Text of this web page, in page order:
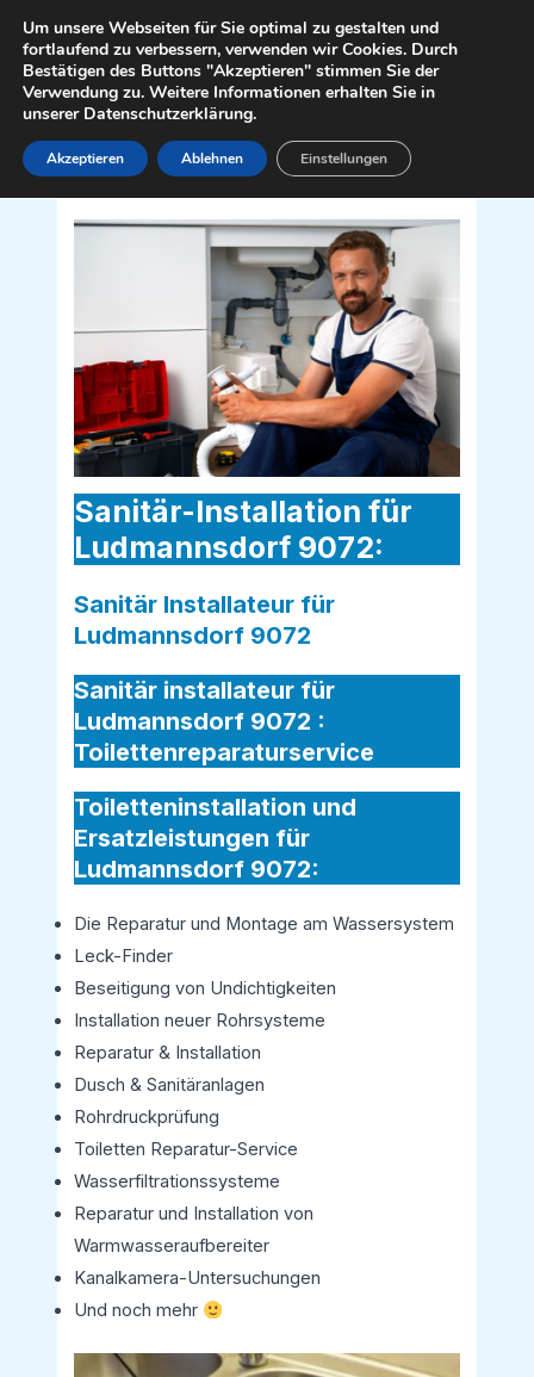
Inhalt
springen
Sanitär Installateur für Ludmannsdorf
Sanitär-Installation für
Ludmannsdorf 9072:
Sanitär Installateur für
Ludmannsdorf 9072
Sanitär installateur für
Ludmannsdorf 9072 :
Toilettenreparaturservice
Toiletteninstallation und
Ersatzleistungen für
Ludmannsdorf 9072:
Die Reparatur und Montage am Wassersystem
Leck-Finder
Beseitigung von Undichtigkeiten
Installation neuer Rohrsysteme
Reparatur & Installation
Dusch & Sanitäranlagen
Rohrdruckprüfung
Toiletten Reparatur-Service
Wasserfiltrationssysteme
Reparatur und Installation von
Warmwasseraufbereiter
Kanalkamera-Untersuchungen
Und noch mehr
Um unsere Webseiten für Sie optimal zu gestalten und
fortlaufend zu verbessern, verwenden wir Cookies. Durch
Bestätigen des Buttons "Akzeptieren" stimmen Sie der
Verwendung zu. Weitere Informationen erhalten Sie in
unserer Datenschutzerklärung.
Akzeptieren Ablehnen Einstellungen